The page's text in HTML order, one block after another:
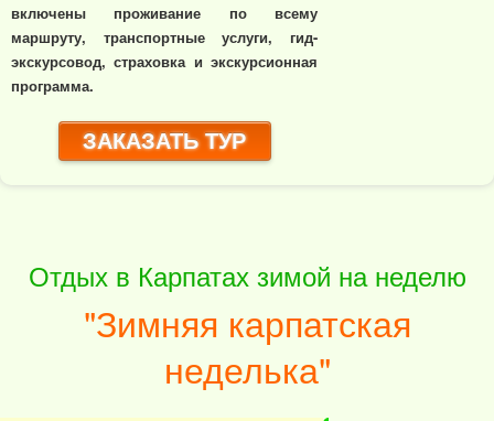
включены проживание по всему
маршруту, транспортные услуги, гид-
экскурсовод, страховка и экскурсионная
программа.
ЗАКАЗАТЬ ТУР
Отдых в Карпатах зимой на неделю
"Зимняя карпатская
неделька"